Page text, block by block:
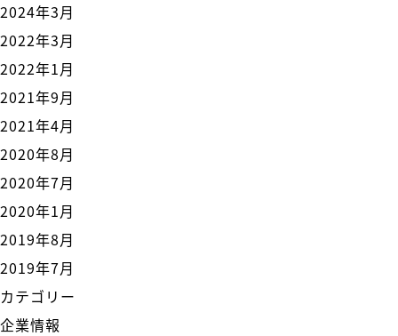
2024年3月
2022年3月
2022年1月
2021年9月
2021年4月
2020年8月
2020年7月
2020年1月
2019年8月
2019年7月
カテゴリー
企業情報